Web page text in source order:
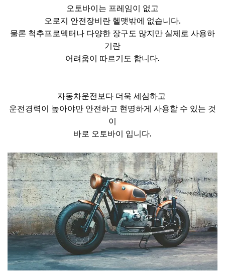
오토바이는 프레임이 없고
오로지 안전장비란 헬맷밖에 없습니다.
물론 척추프로덱터나 다양한 장구도 많지만 실제로 사용하
기란
어려움이 따르기도 합니다.
자동차운전보다 더욱 세심하고
운전경력이 높아야만 안전하고 현명하게 사용할 수 있는 것
이
바로 오토바이 입니다.